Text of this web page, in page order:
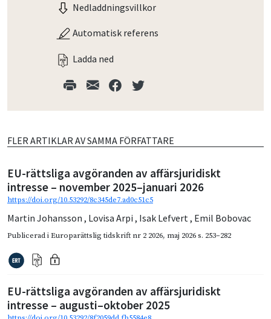
Nedladdningsvillkor
Automatisk referens
Ladda ned
FLER ARTIKLAR AV SAMMA FÖRFATTARE
EU-rättsliga avgöranden av affärsjuridiskt
intresse – november 2025–januari 2026
https://doi.org/10.53292/8c345de7.ad0c51c5
Martin Johansson , Lovisa Arpi , Isak Lefvert , Emil Bobovac
Publicerad iEuroparättslig tidskrift nr 2 2026, maj 2026s. 253–282
EU-rättsliga avgöranden av affärsjuridiskt
intresse – augusti–oktober 2025